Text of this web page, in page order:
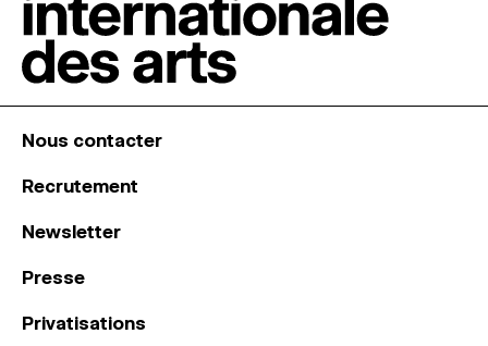
Nous contacter
Recrutement
Newsletter
Presse
Privatisations